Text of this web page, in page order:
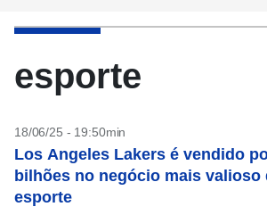
esporte
18/06/25 - 19:50min
Los Angeles Lakers é vendido
bilhões no negócio mais valioso
esporte